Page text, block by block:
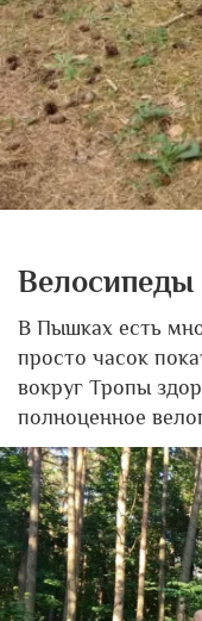
Велосипеды
В Пышках есть
просто часок
вокруг Тропы
полноценное